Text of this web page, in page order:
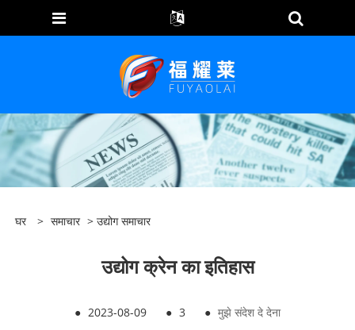
घर > समाचार > उद्योग समाचार
उद्योग क्रेन का इतिहास
● 2023-08-09 ● 3 ● मुझे संदेश दे देना